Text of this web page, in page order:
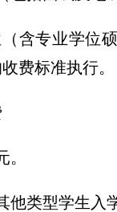
含专业学
费标准执行。
他类型学生入